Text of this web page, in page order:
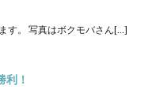
す。 写真はボクモバさん[…]
！